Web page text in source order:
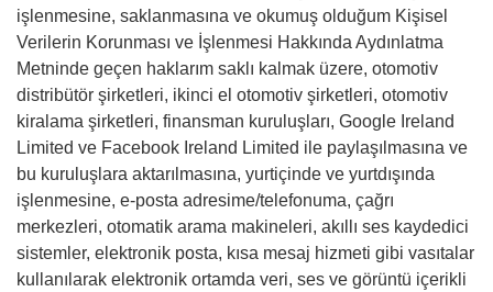
işlenmesine, saklanmasına ve okumuş olduğum Kişisel
Verilerin Korunması ve İşlenmesi Hakkında Aydınlatma
Metninde geçen haklarım saklı kalmak üzere, otomotiv
distribütör şirketleri, ikinci el otomotiv şirketleri, otomotiv
kiralama şirketleri, finansman kuruluşları, Google Ireland
Limited ve Facebook Ireland Limited ile paylaşılmasına ve
bu kuruluşlara aktarılmasına, yurtiçinde ve yurtdışında
işlenmesine, e-posta adresime/telefonuma, çağrı
merkezleri, otomatik arama makineleri, akıllı ses kaydedici
sistemler, elektronik posta, kısa mesaj hizmeti gibi vasıtalar
kullanılarak elektronik ortamda veri, ses ve görüntü içerikli